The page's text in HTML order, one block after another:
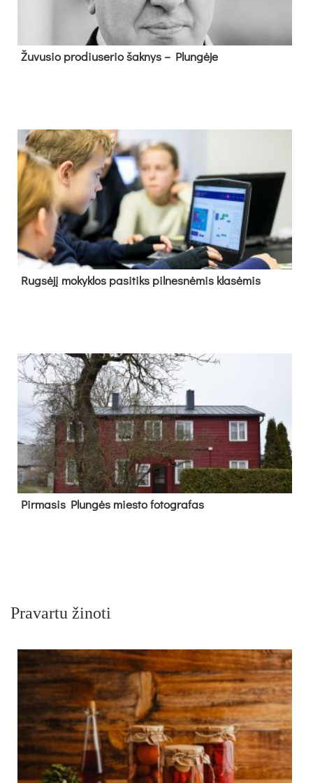
Žu­vu­sio pro­diu­se­rio šak­nys – Plun­gė­je
Rug­sė­jį mo­kyk­los pa­si­tiks pil­nes­nė­mis kla­sė­mis
Pir­ma­sis Plun­gės mies­to fo­tog­ra­fas
Pravartu žinoti